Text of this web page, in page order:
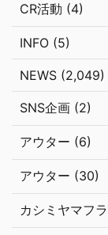
CR活動 (4)
INFO (5)
NEWS (2,049)
SNS企画 (2)
アウター (6)
アウター (30)
カシミヤマフ